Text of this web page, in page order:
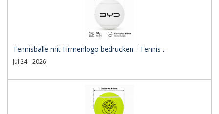
Tennisbälle mit Firmenlogo bedrucken - Tennis ..
Jul 24 - 2026